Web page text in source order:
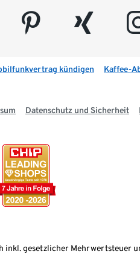
pinterest xing
kündigen Kaffee-
Datenschutz und Sicherheit
inkl. gesetzlicher Mehrwertsteuer